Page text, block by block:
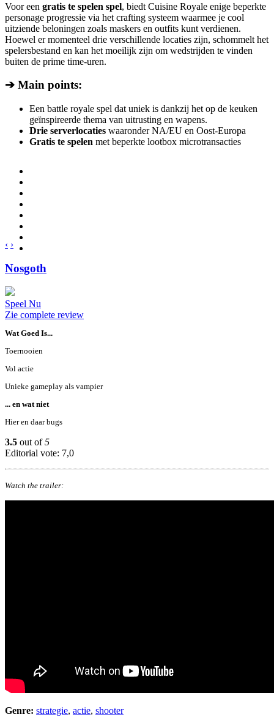
Voor een gratis te spelen spel, biedt Cuisine Royale enige beperkte
personage progressie via het crafting systeem waarmee je cool
uitziende beloningen zoals maskers en outfits kunt verdienen.
Hoewel er momenteel drie verschillende locaties zijn, schommelt het
spelersbestand en kan het moeilijk zijn om wedstrijden te vinden
buiten de prime time-uren.
➔ Main points:
Een battle royale spel dat uniek is dankzij het op de keuken
geïnspireerde thema van uitrusting en wapens.
Drie serverlocaties waaronder NA/EU en Oost-Europa
Gratis te spelen met beperkte lootbox microtransacties
‹ ›
Nosgoth
Speel Nu
Zie complete review
Wat Goed Is...
Toernooien
Vol actie
Unieke gameplay als vampier
... en wat niet
Hier en daar bugs
3.5 out of5
Editorial vote: 7,0
Watch the trailer:
Genre: strategie, actie, shooter